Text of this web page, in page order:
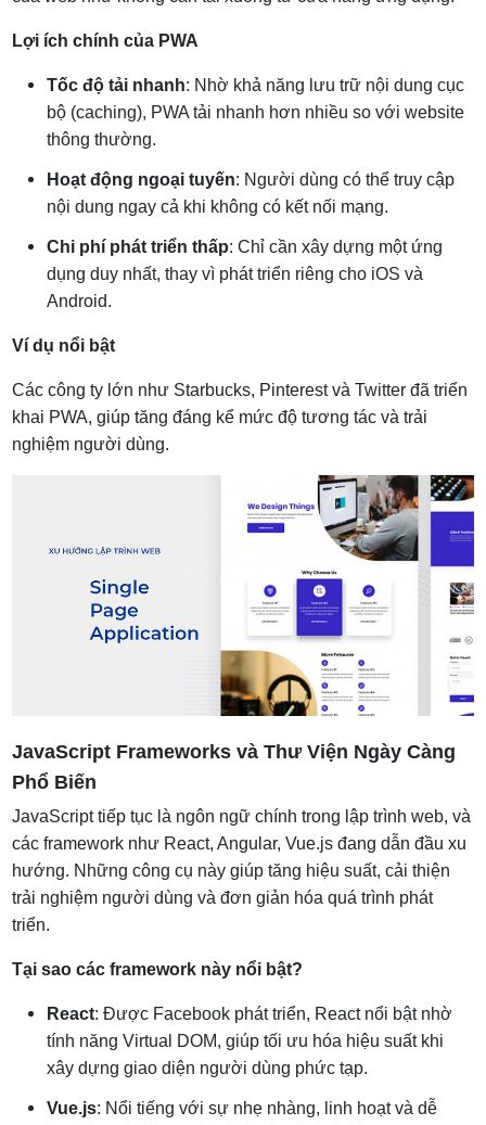
Lợi ích chính của PWA
Tốc độ tải nhanh: Nhờ khả năng lưu trữ nội dung cục
bộ (caching), PWA tải nhanh hơn nhiều so với website
thông thường.
Hoạt động ngoại tuyến: Người dùng có thể truy cập
nội dung ngay cả khi không có kết nối mạng.
Chi phí phát triển thấp: Chỉ cần xây dựng một ứng
dụng duy nhất, thay vì phát triển riêng cho iOS và
Android.
Ví dụ nổi bật
Các công ty lớn như Starbucks, Pinterest và Twitter đã triển
khai PWA, giúp tăng đáng kể mức độ tương tác và trải
nghiệm người dùng.
JavaScript Frameworks và Thư Viện Ngày Càng
Phổ Biến
JavaScript tiếp tục là ngôn ngữ chính trong lập trình web, và
các framework như React, Angular, Vue.js đang dẫn đầu xu
hướng. Những công cụ này giúp tăng hiệu suất, cải thiện
trải nghiệm người dùng và đơn giản hóa quá trình phát
triển.
Tại sao các framework này nổi bật?
React: Được Facebook phát triển, React nổi bật nhờ
tính năng Virtual DOM, giúp tối ưu hóa hiệu suất khi
xây dựng giao diện người dùng phức tạp.
Vue.js: Nổi tiếng với sự nhẹ nhàng, linh hoạt và dễ